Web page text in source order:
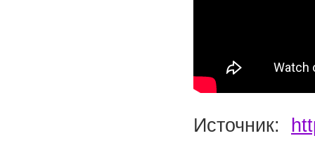
Источник: